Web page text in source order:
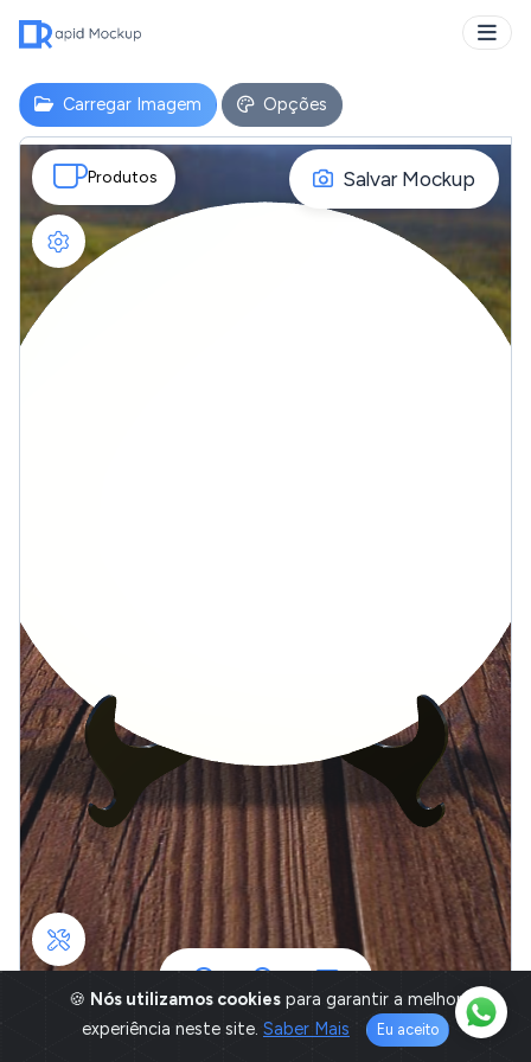
Carregar Imagem Opções
Produtos Salvar Mockup
🍪 Nós utilizamos cookies para garantir a melhor
experiência neste site. Saber Mais Eu aceito